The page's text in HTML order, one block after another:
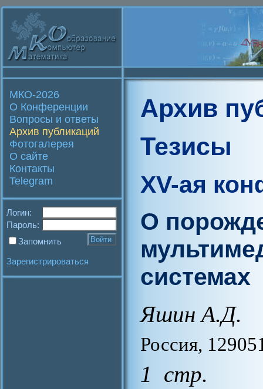
МКО-2026
О Конференции
Вопросы и ответы
Архив публикаций
Фотогалерея
О сайте
Контакты
Telegram
Логин:
Пароль:
Запомнить
Зарегистрироваться
Архив
Тезисы
XV-ая
О
системах
Яшин А.Д.
Россия,
1 стр.